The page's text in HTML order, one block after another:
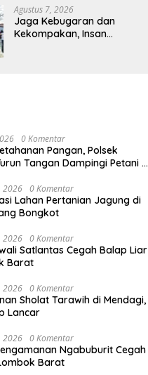
Hari Pertama Kehidupan”
Agustus 7, 2026
Jaga Kebugaran dan
Kekompakan, Insan
0 Komentar
Pangan, Polsek
Tangan Dampingi Petani di
2026 0 Komentar
Lahan Pertanian Jagung di
Bongkot
2026 0 Komentar
Satlantas Cegah Balap Liar
Barat
2026 0 Komentar
Sholat Tarawih di Mendagi,
Lancar
2026 0 Komentar
Ngabuburit Cegah
Barat